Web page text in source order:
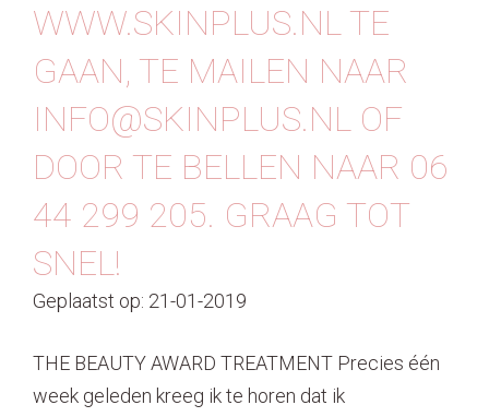
WWW.SKINPLUS.NL TE
GAAN, TE MAILEN NAAR
INFO@SKINPLUS.NL OF
DOOR TE BELLEN NAAR 06
44 299 205. GRAAG TOT
SNEL!
Geplaatst op: 21-01-2019
THE BEAUTY AWARD TREATMENT Precies één
week geleden kreeg ik te horen dat ik